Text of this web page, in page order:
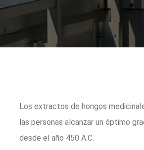
Los extractos de hongos
las personas alcanzar un óptimo
desde el año 450 A.C.